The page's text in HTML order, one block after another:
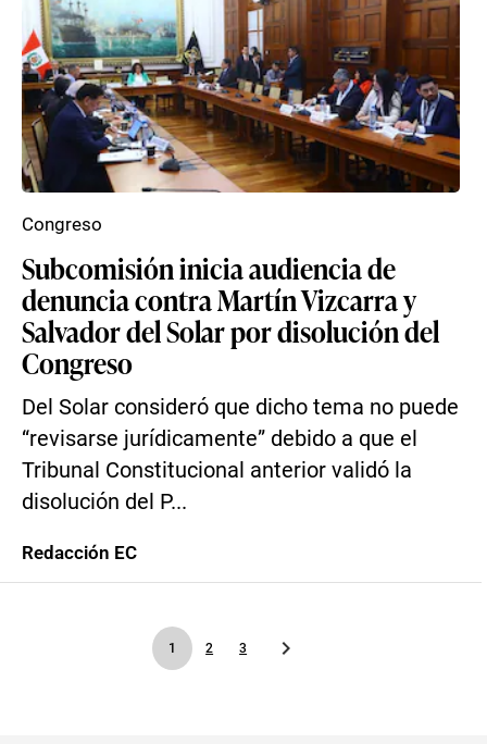
Subcomisión inicia audiencia de
denuncia contra Martín Vizcarra y
Salvador del Solar por disolución del
Congreso
Del Solar consideró que dicho tema no puede
“revisarse jurídicamente” debido a que el
Tribunal Constitucional anterior validó la
disolución del P...
Congreso
Redacción EC
1 2 3